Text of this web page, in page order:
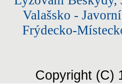
Valašsko -
Frýdecko-
Copyright (C)